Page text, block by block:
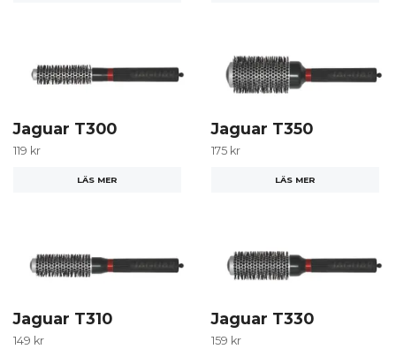
Jaguar T300
119 kr
LÄS MER
Jaguar T350
175 kr
LÄS MER
Jaguar T310
149 kr
Jaguar T330
159 kr